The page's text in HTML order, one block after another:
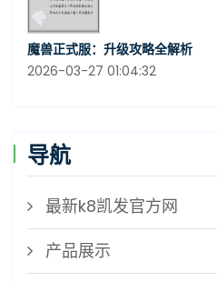
魔兽正式服：升级攻略全解析
2026-03-27 01:04:32
导航
最新k8凯发官方网
产品展示